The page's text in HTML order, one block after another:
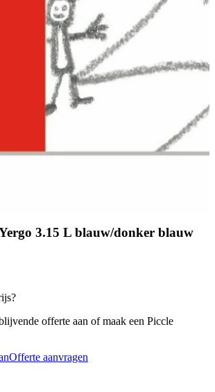
3.15 L blauw/donker blauw
offerte aan of maak een Piccle
Offerte aanvragen